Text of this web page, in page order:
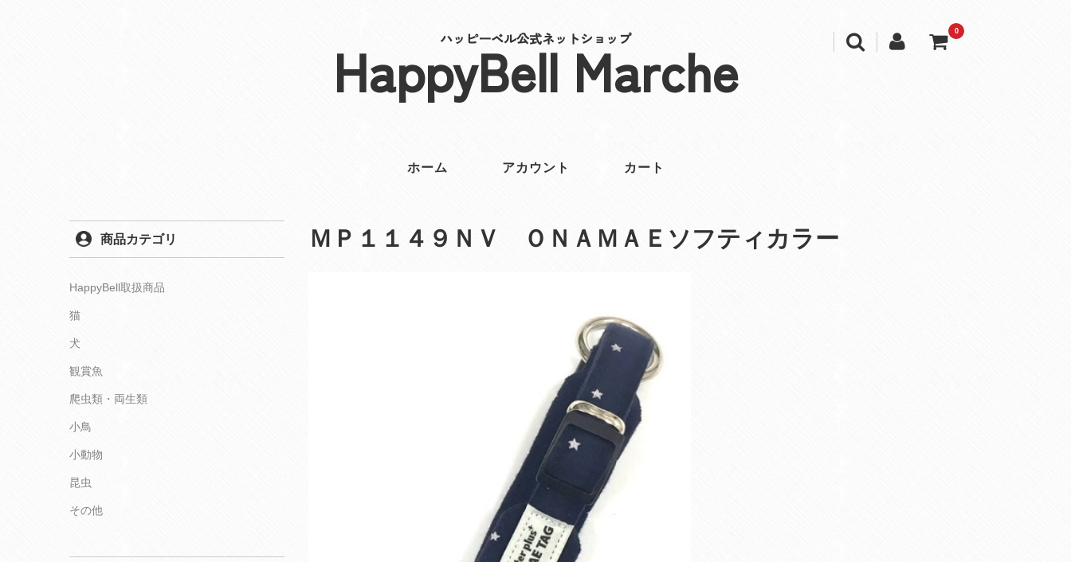
ハッピーベル公式ネットショップ
HappyBell Marche
0
ホーム アカウント カート
ＭＰ１１４９ＮＶ ＯＮＡＭＡＥソフティカラー
商品カテゴリ
HappyBell取扱商品
猫
犬
観賞魚
爬虫類・両生類
小鳥
小動物
昆虫
その他